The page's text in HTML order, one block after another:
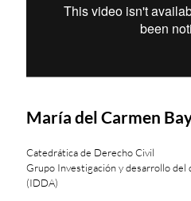
María del Carmen
Catedrática de Derecho Civil
Grupo Investigación y desarrollo del
(IDDA)